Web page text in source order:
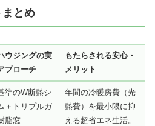
とめ
ウジングの実
プローチ
もたらされる安心・
メリット
準のW断熱シ
＋トリプルガ
脂窓
年間の冷暖房費（光
熱費）を最小限に抑
える超省エネ生活。